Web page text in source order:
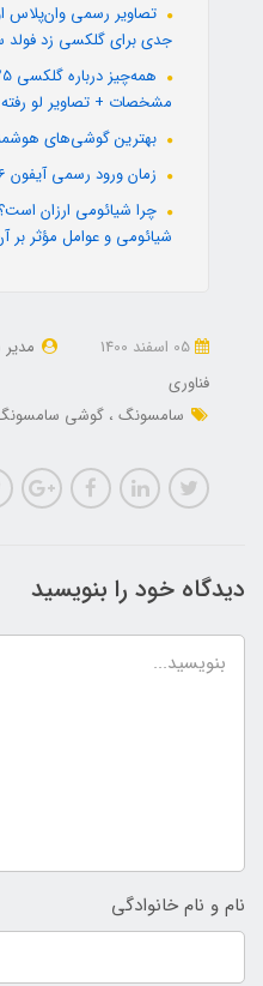
جدی برای گلکسی زد
مشخصات + تصاویر لو رفته
بهترین گوشی‌های هوشمند
زمان ورود رسمی آیفون 16 به ایران
چرا شیائومی ارزان
شیائومی و عوامل مؤثر بر
فناوری
سامسونگ گوشی
دیدگاه خود را بنویسید
نام و نام خانوادگی